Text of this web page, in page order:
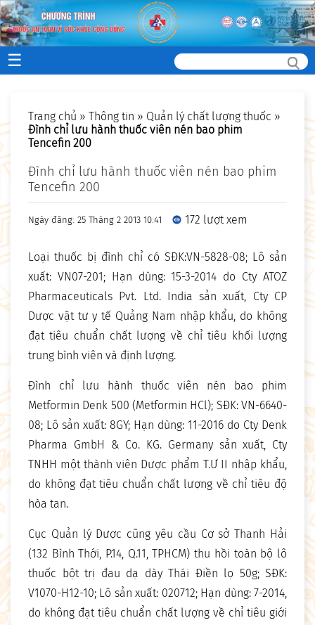
☰
Trang chủ » Thông tin » Quản lý chất lượng thuốc »
Đình chỉ lưu hành thuốc viên nén bao phim
Tencefin 200
Đình chỉ lưu hành thuốc viên nén bao phim
Tencefin 200
Ngày đăng: 25 Tháng 2 2013 10:41 172 lượt xem
Loại thuốc bị đình chỉ có SĐK:VN-5828-08; Lô sản
xuất: VN07-201; Hạn dùng: 15-3-2014 do Cty ATOZ
Pharmaceuticals Pvt. Ltd. India sản xuất, Cty CP
Dược vật tư y tế Quảng Nam nhập khẩu, do không
đạt tiêu chuẩn chất lượng về chỉ tiêu khối lượng
trung bình viên và định lượng.
Đình chỉ lưu hành thuốc viên nén bao phim
Metformin Denk 500 (Metformin HCl); SĐK: VN-6640-
08; Lô sản xuất: 8GY; Hạn dùng: 11-2016 do Cty Denk
Pharma GmbH & Co. KG. Germany sản xuất, Cty
TNHH một thành viên Dược phẩm T.Ư II nhập khẩu,
do không đạt tiêu chuẩn chất lượng về chỉ tiêu độ
hòa tan.
Cục Quản lý Dược cũng yêu cầu Cơ sở Thanh Hải
(132 Bình Thới, P.14, Q.11, TPHCM) thu hồi toàn bộ lô
thuốc bột trị đau dạ dày Thái Điền lọ 50g; SĐK:
V1070-H12-10; Lô sản xuất: 020712; Hạn dùng: 7-2014,
do không đạt tiêu chuẩn chất lượng về chỉ tiêu giới